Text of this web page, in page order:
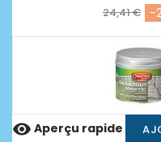
24,41 € -
 Aperçu rapide